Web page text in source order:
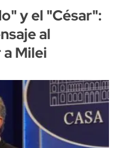
y el "César":
al
Milei